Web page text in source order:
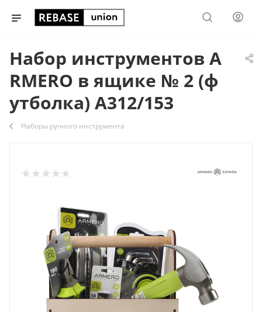
Набор инструментов A
RMERO в ящике № 2 (ф
утболка) А312/153
Наборы ручного инструмента